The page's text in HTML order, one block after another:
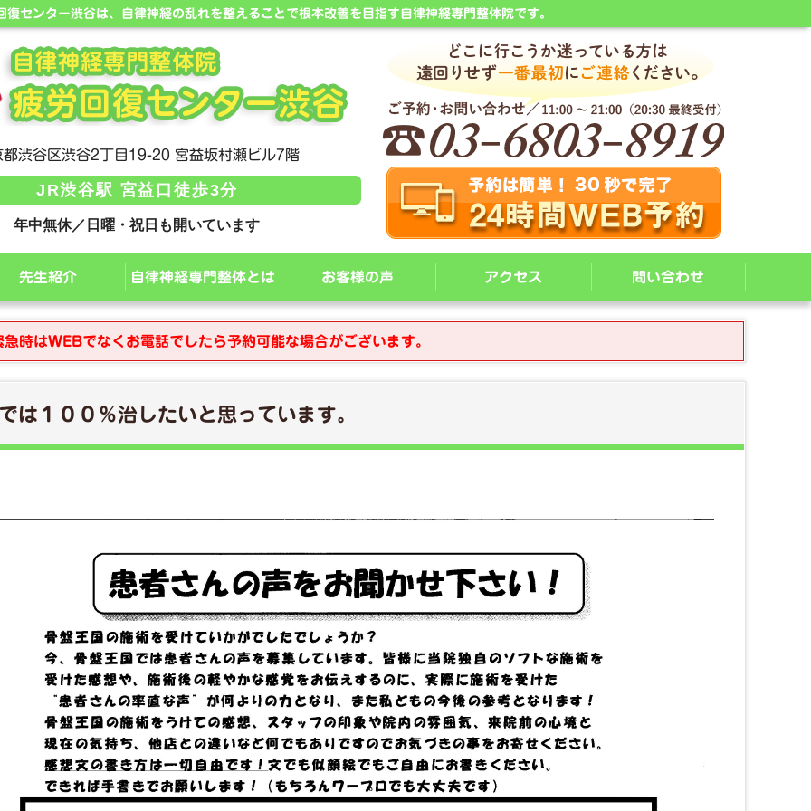
センター渋谷は、自律神経の乱れを整えることで根本改善を目指す自律神経専門整体院です。
都渋谷区渋谷2丁目19-20 宮益坂村瀬ビル7階
JR渋谷駅 宮益口徒歩3分
年中無休／日曜・祝日も開いています
先生紹介 自律神経専門整体とは お客様の声 アクセス 問い合わせ
時はWEBでなくお電話でしたら予約可能な場合がございます。
は１００％治したいと思っています。